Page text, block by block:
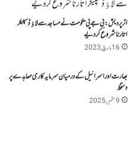
اترپردیش: بی جے پی حکومت نے مساجد سے لاﺅڈ سپیکر
اتارنا شروع کردیے
16 مارچ, 2023
بھارت اور اسرائیل کے درمیان سرمایہ کاری معاہدے پر
دستخط
9 ستمبر, 2025